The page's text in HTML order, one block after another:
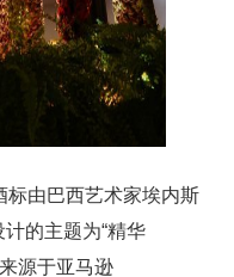
标由巴西艺术家埃内斯
的主题为“精华
源于亚马逊